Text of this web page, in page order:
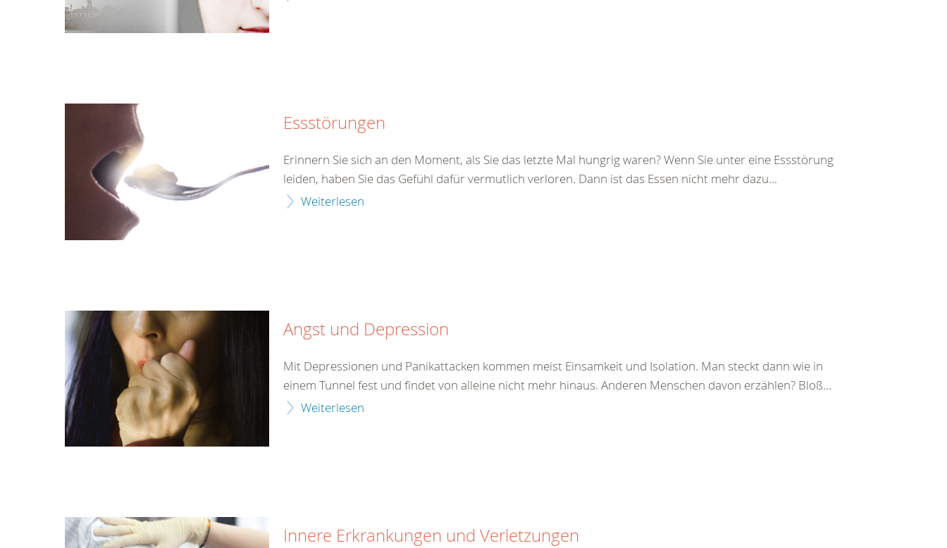
Essstörungen
Erinnern Sie sich an den Moment, als Sie das letzte Mal hungrig waren? Wenn Sie unter eine Essstörung
leiden, haben Sie das Gefühl dafür vermutlich verloren. Dann ist das Essen nicht mehr dazu...
Weiterlesen
Angst und Depression
Mit Depressionen und Panikattacken kommen meist Einsamkeit und Isolation. Man steckt dann wie in
einem Tunnel fest und findet von alleine nicht mehr hinaus. Anderen Menschen davon erzählen? Bloß...
Weiterlesen
Innere Erkrankungen und Verletzungen